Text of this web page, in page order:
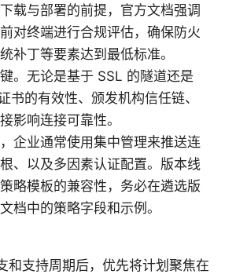
载与部署的前提，官方文档强调
对终端进行合规评估，确保防火
补丁等要素达到最低标准。
。无论是基于 SSL 的隧道还是
书的有效性、颁发机构信任链、
影响连接可靠性。
企业通常使用集中管理来推送连
、以及多因素认证配置。版本线
略模板的兼容性，务必在遴选版
档中的策略字段和示例。
和支持周期后，优先将计划聚焦在